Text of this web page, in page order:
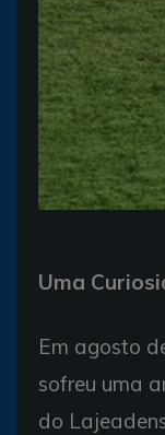
Uma
Em agosto
sofreu uma
do